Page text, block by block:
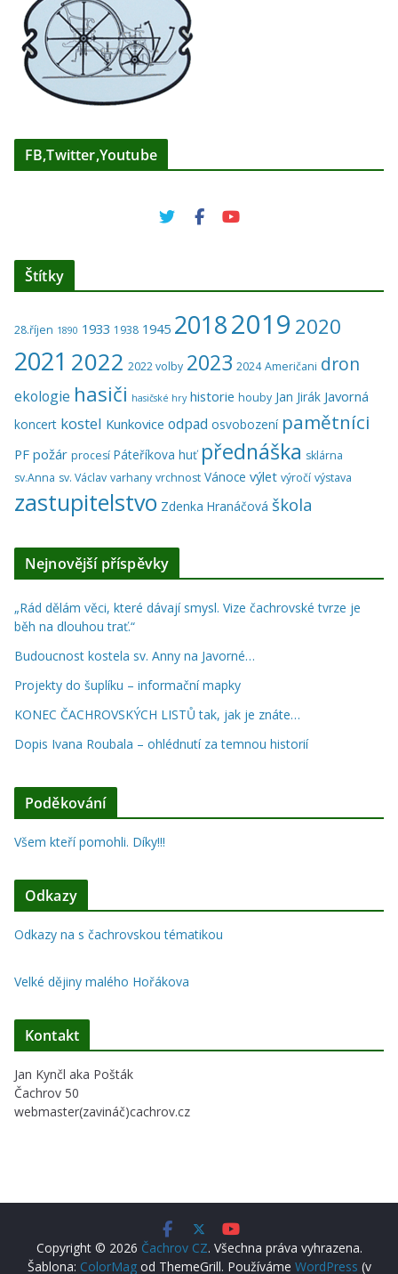
FB,Twitter,Youtube
Štítky
28.říjen 1890 1933 1938 1945 20182019 2020
2021 2022 2022 volby 2023 2024 Američani dron
ekologie hasiči hasičské hry historie houby Jan Jirák Javorná
koncert kostel Kunkovice odpad osvobození pamětníci
PF požár procesí Páteříkova huť přednáška sklárna
sv.Anna sv. Václav varhany vrchnost Vánoce výlet výročí výstava
zastupitelstvo Zdenka Hranáčová škola
Nejnovější příspěvky
„Rád dělám věci, které dávají smysl. Vize čachrovské tvrze je
běh na dlouhou trať.“
Budoucnost kostela sv. Anny na Javorné…
Projekty do šuplíku – informační mapky
KONEC ČACHROVSKÝCH LISTŮ tak, jak je znáte…
Dopis Ivana Roubala – ohlédnutí za temnou historií
Poděkování
Všem kteří pomohli. Díky!!!
Odkazy
Odkazy na s čachrovskou tématikou
Velké dějiny malého Hořákova
Kontakt
Jan Kynčl aka Pošták
Čachrov 50
webmaster(zavináč)cachrov.cz
Copyright © 2026 Čachrov CZ. Všechna práva vyhrazena.
Šablona: ColorMagod ThemeGrill. Používáme WordPress (v